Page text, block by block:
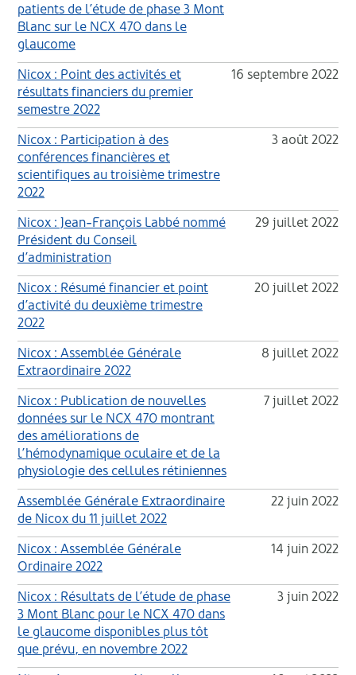
patients de l’étude de phase 3 Mont
Blanc sur le NCX 470 dans le
glaucome
Nicox : Point des activités et
résultats financiers du premier
semestre 2022
16 septembre 2022
Nicox : Participation à des
conférences financières et
scientifiques au troisième trimestre
2022
3 août 2022
Nicox : Jean-François Labbé nommé
Président du Conseil
d’administration
29 juillet 2022
Nicox : Résumé financier et point
d’activité du deuxième trimestre
2022
20 juillet 2022
Nicox : Assemblée Générale
Extraordinaire 2022
8 juillet 2022
Nicox : Publication de nouvelles
données sur le NCX 470 montrant
des améliorations de
l’hémodynamique oculaire et de la
physiologie des cellules rétiniennes
7 juillet 2022
Assemblée Générale Extraordinaire
de Nicox du 11 juillet 2022
22 juin 2022
Nicox : Assemblée Générale
Ordinaire 2022
14 juin 2022
Nicox : Résultats de l’étude de phase
3 Mont Blanc pour le NCX 470 dans
le glaucome disponibles plus tôt
que prévu, en novembre 2022
3 juin 2022